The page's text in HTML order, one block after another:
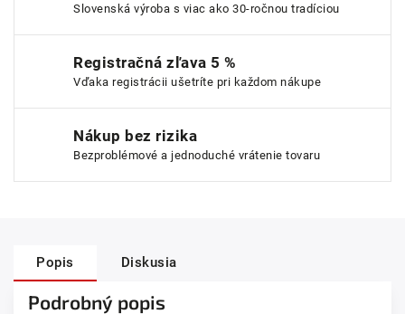
Slovenská výroba s viac ako 30-ročnou tradíciou
Registračná zľava 5 %
Vďaka registrácii ušetríte pri každom nákupe
Nákup bez rizika
Bezproblémové a jednoduché vrátenie tovaru
Popis Diskusia
Podrobný popis